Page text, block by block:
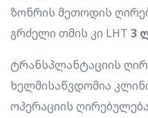
ზონრის მეთოდის
გრძელი თმის კი LHT 3
ტრანსპლანტაციის
ხელმისაწვდომია
ოპერაციის